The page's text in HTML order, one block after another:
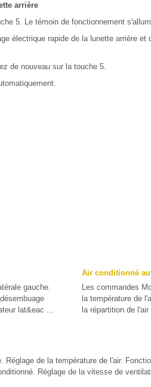
arrière
5. Le témoin de fonctionnement
électrique rapide de la lunette arrière
de nouveau sur la touche 5.
gauche.
lat&eac ...
Air conditionné
Les commandes
la température de
la répartition de
Réglage de la température de l'air.
Réglage de la vitesse de